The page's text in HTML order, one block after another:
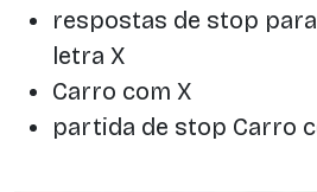
respostas de stop
letra X
Carro com X
partida de stop Carro